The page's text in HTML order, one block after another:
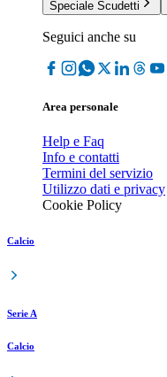
Speciale Scudetti
Seguici anche su
Area personale
Help e Faq
Info e contatti
Termini del servizio
Utilizzo dati e privacy
Cookie Policy
Calcio
Serie A
Calcio